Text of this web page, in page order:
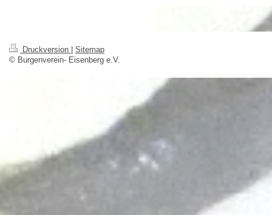
Druckversion
Sitemap
© Burgenverein- Eisenberg e.V.